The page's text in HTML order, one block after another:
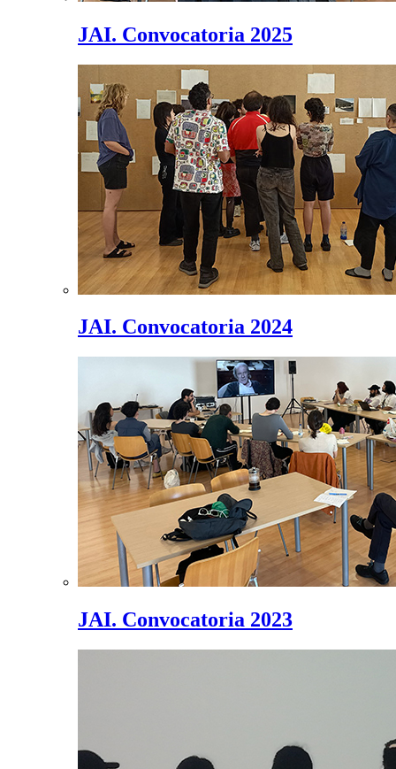
JAI. Convocatoria 2025
JAI. Convocatoria 2024
JAI. Convocatoria 2023